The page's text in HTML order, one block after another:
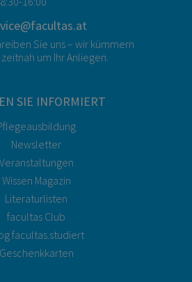
Sie uns – wir kümmern
zeitnah um Ihr Anliegen.
SIE INFORMIERT
Newsletter
Veranstaltungen
Wissen Magazin
Literaturlisten
facultas Club
facultas.studiert
Geschenkkarten